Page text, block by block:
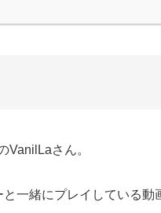
VanilLaさん。
一緒にプレイしている動